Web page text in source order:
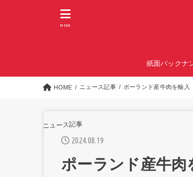
紙面バックナ
MENU
HOME ニュース記事 ポーランド産牛肉を輸入
ニュース記事
2024.08.19
ポーランド産牛肉